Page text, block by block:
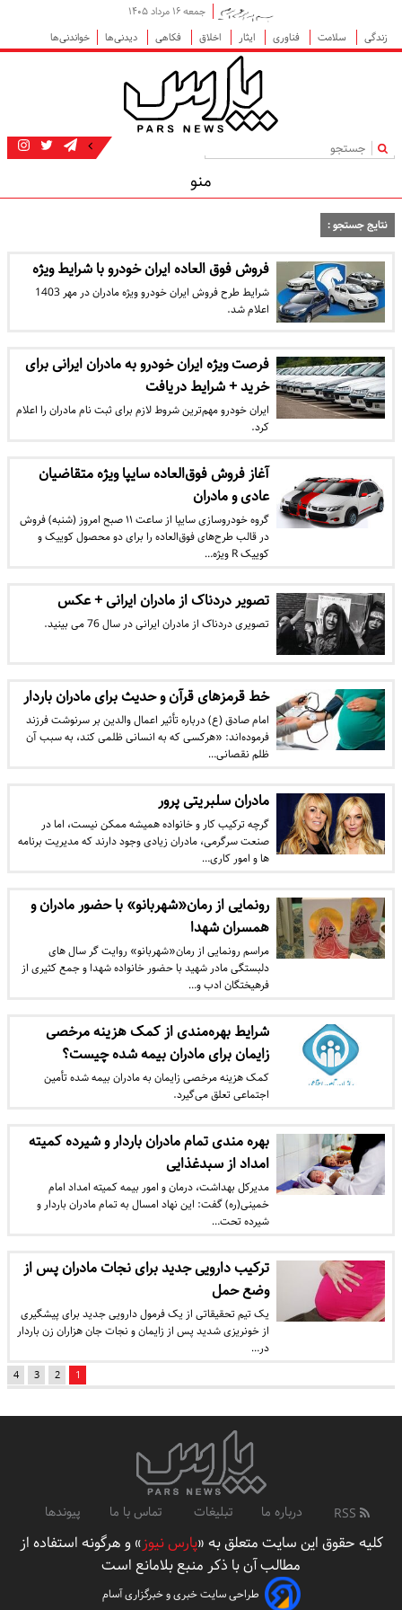
جمعه ۱۶ مرداد ۱۴۰۵
زندگی
سلامت فناوری ایثار اخلاق فکاهی دیدنی‌ها خواندنی‌ها
|
منو
نتایج جستجو :
فروش فوق العاده ایران خودرو با شرایط ویژه
شرایط طرح فروش ایران خودرو ویژه مادران در مهر 1403
اعلام شد.
فرصت ویژه ایران خودرو به مادران ایرانی برای
خرید + شرایط دریافت
ایران خودرو مهم‌ترین شروط لازم برای ثبت نام مادران را اعلام
کرد.
آغاز فروش فوق‌العاده سایپا ویژه متقاضیان
عادی و مادران
گروه خودروسازی سایپا از ساعت ۱۱ صبح امروز (شنبه) فروش
در قالب طرح‌های فوق‌العاده را برای دو محصول کوییک و
کوییک R ویژه…
تصویر دردناک از مادران ایرانی + عکس
تصویری دردناک از مادران ایرانی در سال 76 می بینید.
خط قرمزهای قرآن و حدیث برای مادران باردار
امام صادق (ع) درباره تأثیر اعمال والدین بر سرنوشت فرزند
فرموده‌اند: «هرکسی که به انسانی ظلمی کند، به سبب آن
ظلم نقصانی…
مادران سلبریتی پرور
گرچه ترکیب کار و خانواده همیشه ممکن نیست، اما در
صنعت سرگرمی، مادران زیادی وجود دارند که مدیریت برنامه
ها و امور کاری…
رونمایی از رمان«شهربانو» با حضور مادران و
همسران شهدا
مراسم رونمایی از رمان«شهربانو» روایت گر سال های
دلبستگی مادر شهید با حضور خانواده شهدا و جمع کثیری از
فرهیختگان ادب و…
شرایط بهره‌مندی از کمک هزینه مرخصی
زایمان برای مادران بیمه شده چیست؟
کمک هزینه مرخصی زایمان به مادران بیمه شده تأمین
اجتماعی تعلق می‌گیرد.
بهره مندی تمام مادران باردار و شیرده کمیته
امداد از سبدغذایی
مدیرکل بهداشت، درمان و امور بیمه کمیته امداد امام
خمینی(ره) گفت: این نهاد امسال به تمام مادران باردار و
شیرده تحت…
ترکیب دارویی جدید برای نجات مادران پس از
وضع حمل
یک تیم تحقیقاتی از یک فرمول دارویی جدید برای پیشگیری
از خونریزی شدید پس از زایمان و نجات جان هزاران زن باردار
در…
1
2
3
4
درباره ما تبلیغات تماس با ما پیوندها
کلیه حقوق این سایت متعلق به «پارس نیوز» و هرگونه استفاده از
مطالب آن با ذکر منبع بلامانع است
طراحی سایت خبری و خبرگزاری آسام